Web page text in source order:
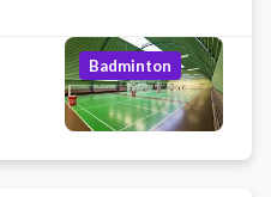
Badminton